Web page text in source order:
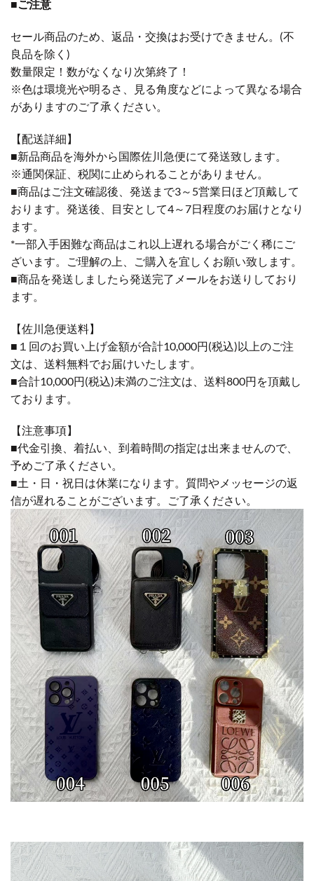
■ご注意
セール商品のため、返品・交換はお受けできません。(不
良品を除く)
数量限定！数がなくなり次第終了！
※色は環境光や明るさ、見る角度などによって異なる場合
がありますのご了承ください。
【配送詳細】
■新品商品を海外から国際佐川急便にて発送致します。
※通関保証、税関に止められることがありません。
■商品はご注文確認後、発送まで3～5営業日ほど頂戴して
おります。発送後、目安として4～7日程度のお届けとなり
ます。
*一部入手困難な商品はこれ以上遅れる場合がごく稀にご
ざいます。ご理解の上、ご購入を宜しくお願い致します。
■商品を発送しましたら発送完了メールをお送りしており
ます。
【佐川急便送料】
■１回のお買い上げ金額が合計10,000円(税込)以上のご注
文は、送料無料でお届けいたします。
■合計10,000円(税込)未満のご注文は、送料800円を頂戴し
ております。
【注意事項】
■代金引換、着払い、到着時間の指定は出来ませんので、
予めご了承ください。
■土・日・祝日は休業になります。質問やメッセージの返
信が遅れることがございます。ご了承ください。